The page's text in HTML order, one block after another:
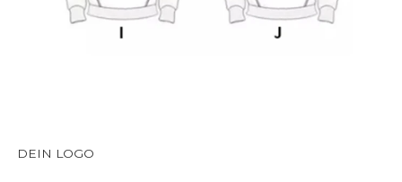
DEIN LOGO